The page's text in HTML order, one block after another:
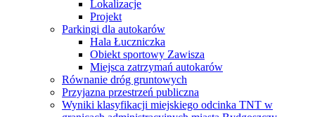
Lokalizacje
Projekt
Parkingi dla autokarów
Hala Łuczniczka
Obiekt sportowy Zawisza
Miejsca zatrzymań autokarów
Równanie dróg gruntowych
Przyjazna przestrzeń publiczna
Wyniki klasyfikacji miejskiego odcinka TNT w